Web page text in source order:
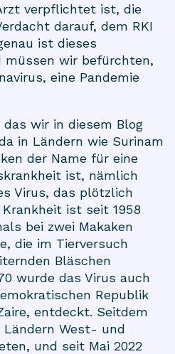
verpflichtet ist, die
darauf, dem RKI
ist dieses
müssen wir befürchten,
eine Pandemie
wir in diesem Blog
in Ländern wie Surinam
der Name für eine
ist, nämlich
Virus, das plötzlich
ist seit 1958
bei zwei Makaken
die im Tierversuch
Bläschen
wurde das Virus auch
Republik
entdeckt. Seitdem
West- und
und seit Mai 2022